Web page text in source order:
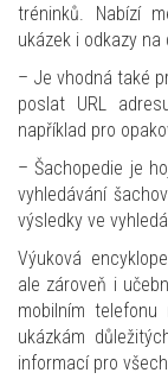
tréninků. Nabízí
ukázek i odkazy na
– Je vhodná také
poslat URL
například pro
– Šachopedie je
vyhledávání
výsledky ve
Výuková
ale zároveň i
mobilním
ukázkám
informací pro